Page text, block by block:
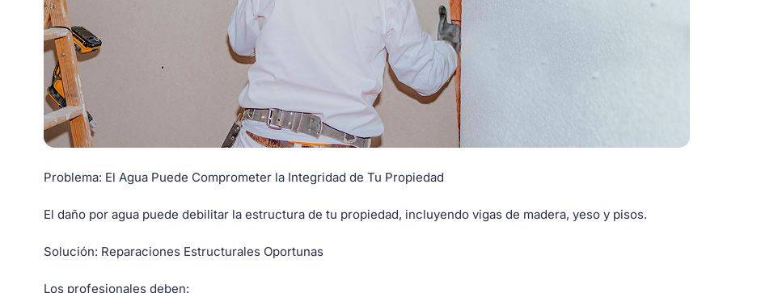
Problema: El Agua Puede Comprometer la Integridad de Tu Propiedad
El daño por agua puede debilitar la estructura de tu propiedad, incluyendo vigas de madera, yeso y pisos.
Solución: Reparaciones Estructurales Oportunas
Los profesionales deben: